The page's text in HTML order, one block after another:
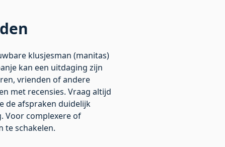
klusjesman (manitas)
kan een uitdaging zijn
vrienden of andere
met recensies. Vraag altijd
de afspraken duidelijk
Voor complexere of
te schakelen.